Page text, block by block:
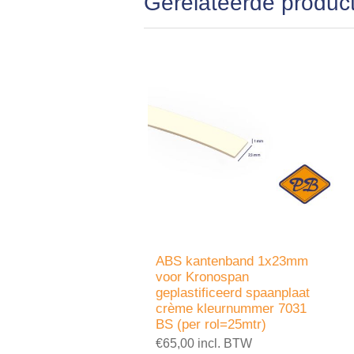
ABS kantenband 1x23mm
voor Kronospan
geplastificeerd spaanplaat
crème kleurnummer 7031
BS (per rol=25mtr)
€65,00 incl. BTW